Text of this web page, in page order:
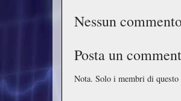
Nessun
Posta un
Nota. Solo i membri di questo